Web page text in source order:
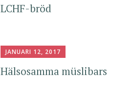
LCHF-bröd
JANUARI 12, 2017
Hälsosamma müslibars